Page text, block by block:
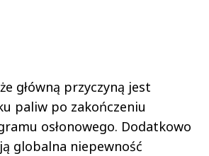
główną przyczyną jest
paliw po zakończeniu
osłonowego. Dodatkowo
globalna niepewność